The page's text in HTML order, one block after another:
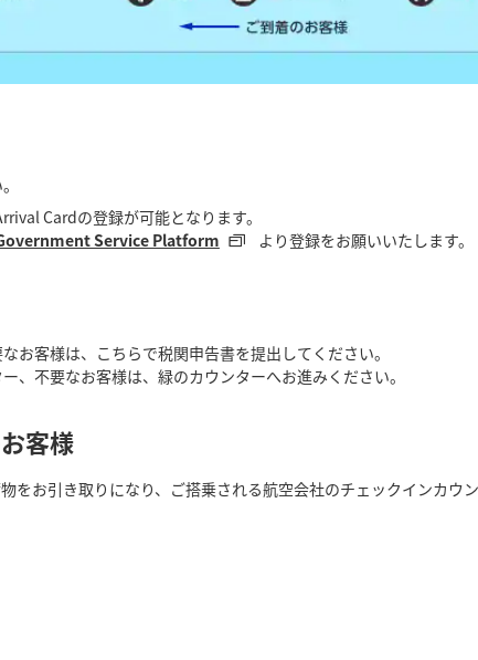
Cardの登録が可能となります。
Service Platform
より登録をお願いいたします。
お客様は、こちらで税関申告書を提出してください。
、不要なお客様は、緑のカウンターへお進みください。
客様
をお引き取りになり、ご搭乗される航空会社のチェックインカウ